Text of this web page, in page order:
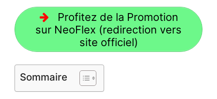
Profitez de la Promotion
sur NeoFlex (redirection vers
site officiel)
Sommaire